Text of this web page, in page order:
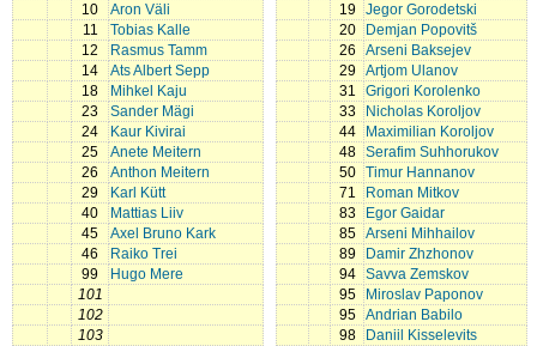
10
Aron Väli
11
Tobias Kalle
12
Rasmus Tamm
14
Ats Albert Sepp
18
Mihkel Kaju
23
Sander Mägi
24
Kaur Kivirai
25
Anete Meitern
26
Anthon Meitern
29
Karl Kütt
40
Mattias Liiv
45
Axel Bruno Kark
46
Raiko Trei
99
Hugo Mere
101
102
103
19
Jegor Gorodetski
20
Demjan Popovitš
26
Arseni Baksejev
29
Artjom Ulanov
31
Grigori Korolenko
33
Nicholas Koroljov
44
Maximilian Koroljov
48
Serafim Suhhorukov
50
Timur Hannanov
71
Roman Mitkov
83
Egor Gaidar
85
Arseni Mihhailov
89
Damir Zhzhonov
94
Savva Zemskov
95
Miroslav Paponov
95
Andrian Babilo
98
Daniil Kisselevits